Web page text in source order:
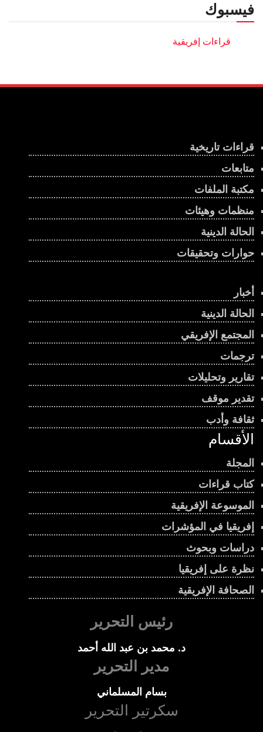
فيسبوك
قراءات تاريخية
متابعات
مكتبة الملفات
منظمات وهيئات
الحالة الدينية
حوارات وتحقيقات
أخبار
الحالة الدينية
المجتمع الإفريقي
ترجمات
تقارير وتحليلات
تقدير موقف
ثقافة وأدب
الأقسام
المجلة
كتاب قراءات
الموسوعة الإفريقية
إفريقيا في المؤشرات
دراسات وبحوث
نظرة على إفريقيا
الصحافة الإفريقية
رئيس التحرير
د. محمد بن عبد الله أحمد
مدير التحرير
بسام المسلماني
سكرتير التحرير